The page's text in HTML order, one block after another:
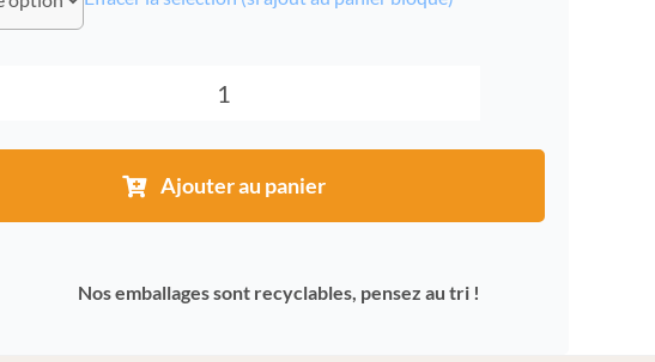
quantité
de
Baie
verveine
Mang
Ajouter au panier
Nos emballages sont recyclables, pensez au tri !